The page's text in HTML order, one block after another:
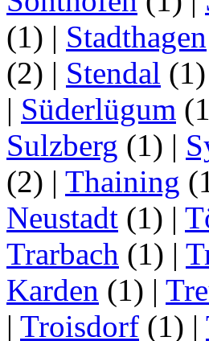
(1) | Stadthagen
(2) | Stendal (1)
| Süderlügum
Sulzberg (1) |
(2) | Thaining
Neustadt (1) |
Trarbach (1) |
Karden (1) |
| Troisdorf (1) |